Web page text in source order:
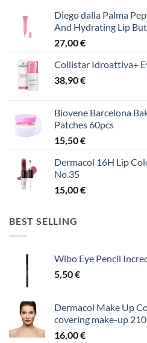
Diego dalla Palma
And Hydrating Lip
27,00€
Collistar Idroattiva+
38,90€
Biovene Barcelona
Patches 60pcs
15,50€
Dermacol 16H Lip
No.35
15,00€
BEST SELLING
Wibo Eye Pencil
5,50€
Dermacol Make Up
covering make-up
16,00€